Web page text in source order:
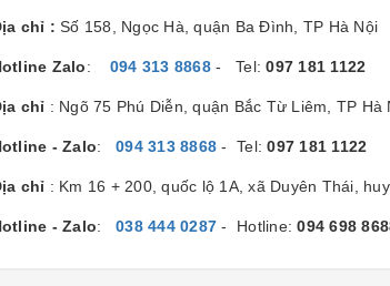
chỉ : Số 158, Ngọc Hà, quận Ba Đình, TP Hà Nội
Zalo: 094 313 8868 - Tel:097 181 1122
chỉ : Ngõ 75 Phú Diễn, quận Bắc Từ Liêm, TP Hà
- Zalo: 094 313 8868 - Tel:097 181 1122
chỉ : Km 16 + 200, quốc lộ 1A, xã Duyên Thái,
- Zalo: 038 444 0287 - Hotline:094 698